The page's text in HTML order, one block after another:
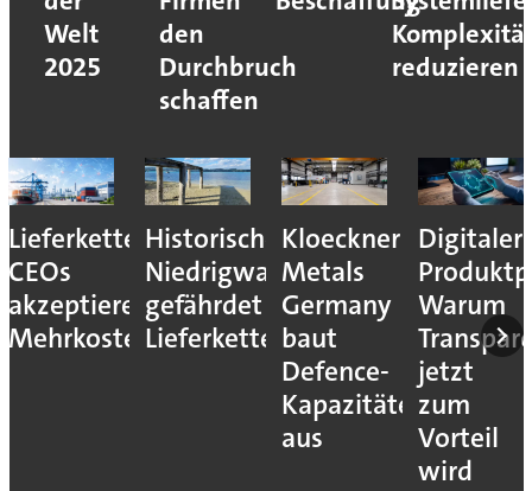
Welt
2025
den
Durchbruch
schaffen
reduzieren
Lieferkettenresilienz:
CEOs
akzeptieren
Mehrkosten
Historisches
Niedrigwasser
gefährdet
Lieferketten
Kloeckner
Metals
Germany
baut
Defence-
Kapazitäten
aus
Digitaler
Warum
jetzt
zum
Vorteil
wird